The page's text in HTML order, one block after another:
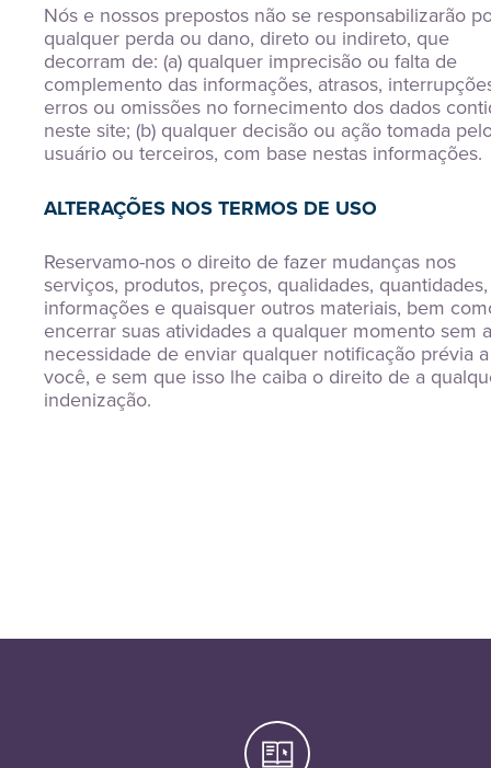
Nós e nossos prepostos não se responsabilizarão
qualquer perda ou dano, direto ou indireto, que
decorram de: (a) qualquer imprecisão ou falta de
complemento das informações, atrasos,
erros ou omissões no fornecimento dos dados
neste site; (b) qualquer decisão ou ação tomada
usuário ou terceiros, com base nestas informações.
ALTERAÇÕES NOS TERMOS DE USO
Reservamo-nos o direito de fazer mudanças nos
serviços, produtos, preços, qualidades, quantidades,
informações e quaisquer outros materiais, bem
encerrar suas atividades a qualquer momento sem a
necessidade de enviar qualquer notificação prévia a
você, e sem que isso lhe caiba o direito de a
indenização.